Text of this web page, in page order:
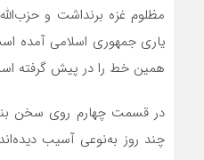
مظلوم غزه برنداشت و
یاری جمهوری اسلامی آمده
همین خط را در پیش گرفته
در قسمت چهارم روی سخن
چند روز به‌نوعی آسیب